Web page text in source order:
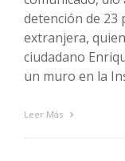
detención de 23
extranjera,
ciudadano
un muro en la
Leer Más